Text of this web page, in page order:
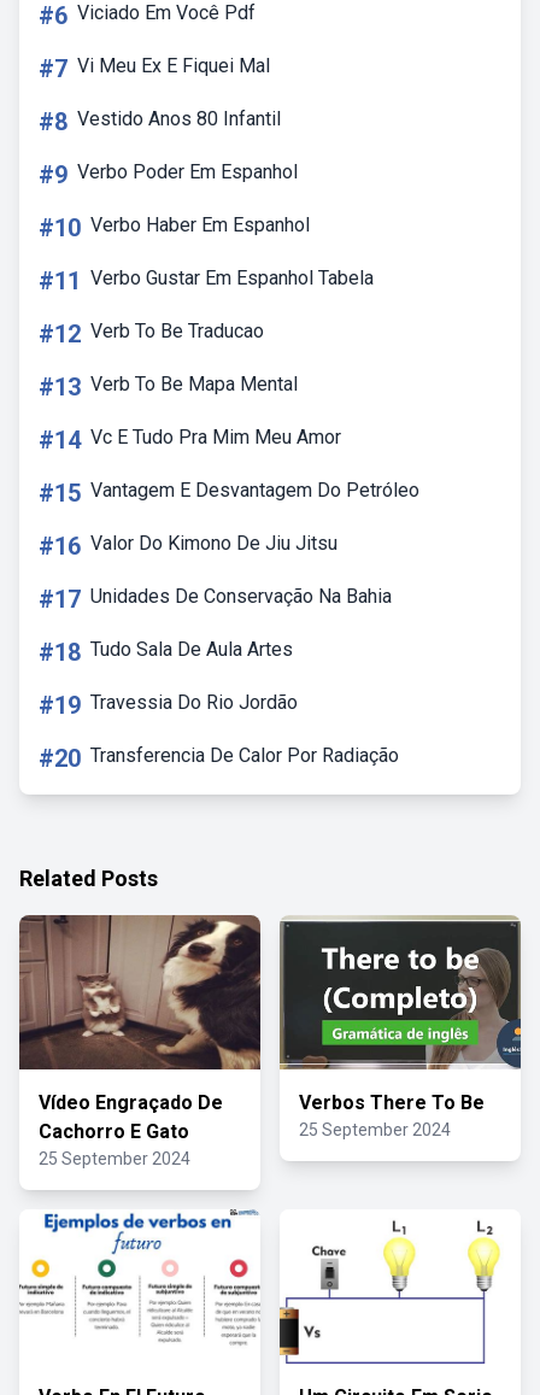
#6 Viciado Em Você Pdf
#7 Vi Meu Ex E Fiquei Mal
#8 Vestido Anos 80 Infantil
#9 Verbo Poder Em Espanhol
#10 Verbo Haber Em Espanhol
#11 Verbo Gustar Em Espanhol Tabela
#12 Verb To Be Traducao
#13 Verb To Be Mapa Mental
#14 Vc E Tudo Pra Mim Meu Amor
#15 Vantagem E Desvantagem Do Petróleo
#16 Valor Do Kimono De Jiu Jitsu
#17 Unidades De Conservação Na Bahia
#18 Tudo Sala De Aula Artes
#19 Travessia Do Rio Jordão
#20 Transferencia De Calor Por Radiação
Related Posts
Vídeo Engraçado De
Cachorro E Gato
25 September 2024
Verbos There To Be
25 September 2024